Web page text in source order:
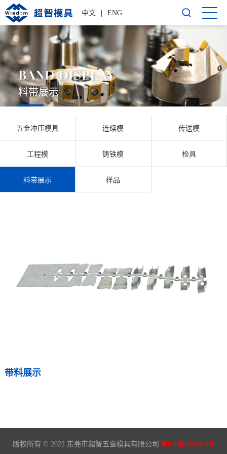
中文 ENG
BAND DISPLAY
料带展示
五金冲压模具 连续模 传送模
工程模 铸铁模 检具
料带展示 样品
带料展示
版权所有 © 2022 东莞市超智五金模具有限公司 粤ICP备15054418号